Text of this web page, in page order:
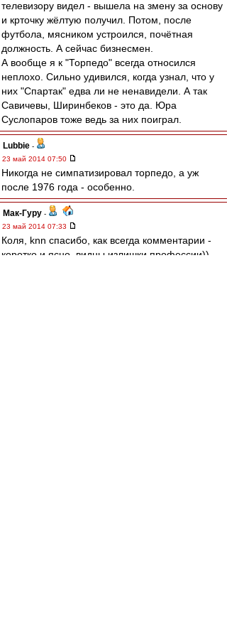
телевизору видел - вышела на змену за основу
и крточку жёлтую получил. Потом, после
футбола, мясником устроился, почётная
должность. А сейчас бизнесмен.
А вообще я к "Торпедо" всегда относился
неплохо. Сильно удивился, когда узнал, что у
них "Спартак" едва ли не ненавидели. А так
Савичевы, Ширинбеков - это да. Юра
Суслопаров тоже ведь за них поиграл.
Lubbie -
23 май 2014 07:50
Никогда не симпатизировал торпедо, а уж
после 1976 года - особенно.
Мак-Гуру -
23 май 2014 07:33
Коля, knn спасибо, как всегда комментарии -
коротко и ясно, видны излишки профессии))